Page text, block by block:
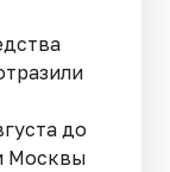
до
Москвы